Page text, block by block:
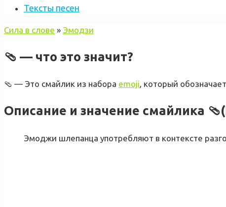
Тексты песен
Сила в слове » Эмодзи
🩴 — что это значит?
🩴 — Это смайлик из набора emoji, который
Описание и значение смайлика
Эмоджи шлепанца употребляют в контексте